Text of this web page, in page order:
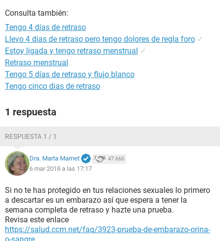
Consulta también:
Tengo 4 días de retraso
Llevo 4 dias de retraso pero tengo dolores de regla foro ✓
Estoy ligada y tengo retraso menstrual ✓
Retraso menstrual
Tengo 5 días de retraso y flujo blanco
Tengo cinco dias de retraso
1 respuesta
RESPUESTA 1 / 1
Dra. Marta Marnet 47.660
6 mar 2018 a las 17:17
Si no te has protegido en tus relaciones sexuales lo primero
a descartar es un embarazo así que espera a tener la
semana completa de retraso y hazte una prueba.
Revisa este enlace
https://salud.ccm.net/faq/3923-prueba-de-embarazo-orina-